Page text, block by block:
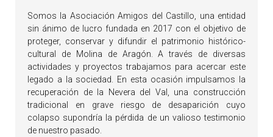
Somos la Asociación Amigos del Castillo, una entidad
sin ánimo de lucro fundada en 2017 con el objetivo de
proteger, conservar y difundir el patrimonio histórico-
cultural de Molina de Aragón. A través de diversas
actividades y proyectos trabajamos para acercar este
legado a la sociedad. En esta ocasión impulsamos la
recuperación de la Nevera del Val, una construcción
tradicional en grave riesgo de desaparición cuyo
colapso supondría la pérdida de un valioso testimonio
de nuestro pasado.